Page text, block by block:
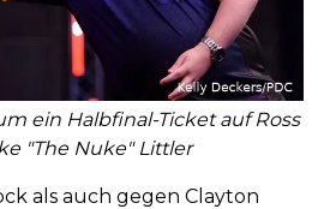
ein Halbfinal-Ticket auf Ross
"The Nuke" Littler
als auch gegen Clayton